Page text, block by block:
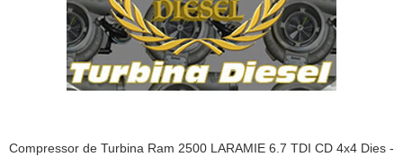
Compressor de Turbina Ram 2500 LARAMIE 6.7 TDI CD 4x4 Dies -